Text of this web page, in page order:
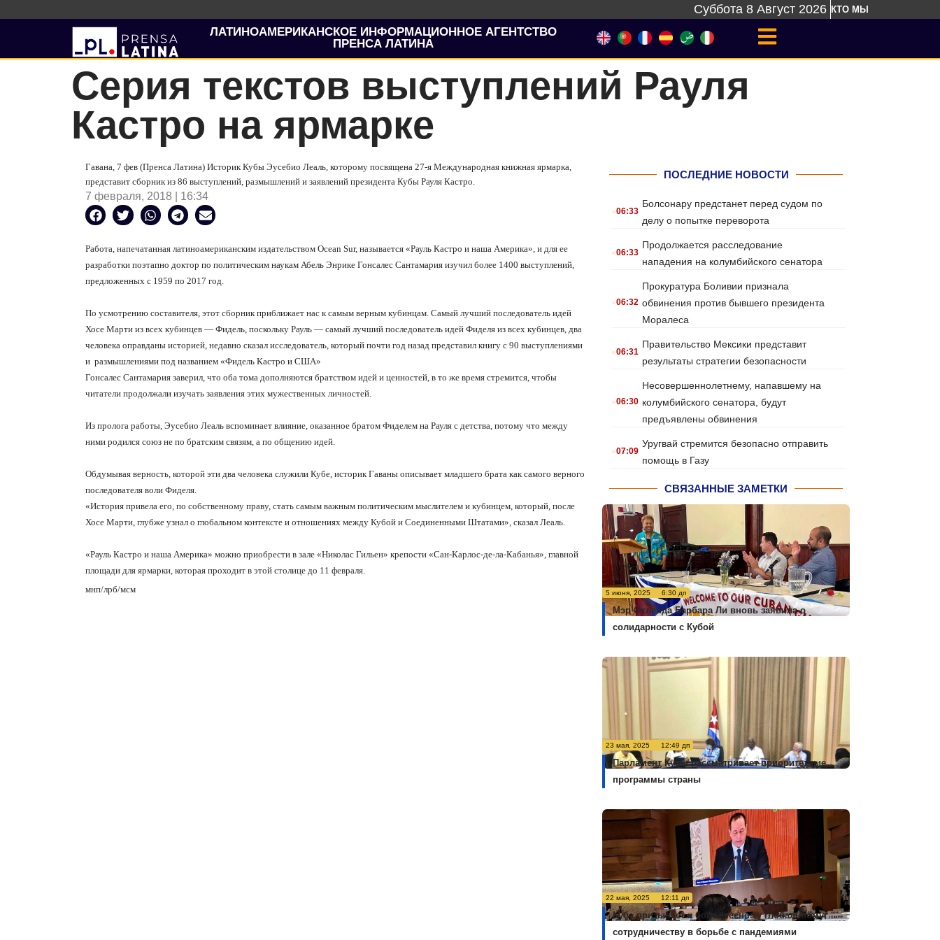
Суббота 8 Август 2026 КТО МЫ
ЛАТИНОАМЕРИКАНСКОЕ ИНФОРМАЦИОННОЕ АГЕНТСТВО
ПРЕНСА ЛАТИНА
Серия текстов выступлений Рауля
Кастро на ярмарке
Гавана, 7 фев (Пренса Латина) Историк Кубы Эусебио Леаль, которому посвящена 27-я Международная книжная ярмарка,
представит сборник из 86 выступлений, размышлений и заявлений президента Кубы Рауля Кастро.
7 февраля, 2018 | 16:34
Работа, напечатанная латиноамериканским издательством Ocean Sur, называется «Рауль Кастро и наша Америка», и для ее
разработки поэтапно доктор по политическим наукам Абель Энрике Гонсалес Сантамария изучил более 1400 выступлений,
предложенных с 1959 по 2017 год.
По усмотрению составителя, этот сборник приближает нас к самым верным кубинцам. Самый лучший последователь идей
Хосе Марти из всех кубинцев — Фидель, поскольку Рауль — самый лучший последователь идей Фиделя из всех кубинцев, два
человека оправданы историей, недавно сказал исследователь, который почти год назад представил книгу с 90 выступлениями
и размышлениями под названием «Фидель Кастро и США»
Гонсалес Сантамария заверил, что оба тома дополняются братством идей и ценностей, в то же время стремится, чтобы
читатели продолжали изучать заявления этих мужественных личностей.
Из пролога работы, Эусебио Леаль вспоминает влияние, оказанное братом Фиделем на Рауля с детства, потому что между
ними родился союз не по братским связям, а по общению идей.
Обдумывая верность, которой эти два человека служили Кубе, историк Гаваны описывает младшего брата как самого верного
последователя воли Фиделя.
«История привела его, по собственному праву, стать самым важным политическим мыслителем и кубинцем, который, после
Хосе Марти, глубже узнал о глобальном контексте и отношениях между Кубой и Соединенными Штатами», сказал Леаль.
«Рауль Кастро и наша Америка» можно приобрести в зале «Николас Гильен» крепости «Сан-Карлос-де-ла-Кабанья», главной
площади для ярмарки, которая проходит в этой столице до 11 февраля.
мнп/лрб/мсм
ПОСЛЕДНИЕ НОВОСТИ
.06:33
Болсонару предстанет перед судом по
делу о попытке переворота
.06:33
Продолжается расследование
нападения на колумбийского сенатора
.06:32
Прокуратура Боливии признала
обвинения против бывшего президента
Моралеса
.06:31
Правительство Мексики представит
результаты стратегии безопасности
.06:30
Несовершеннолетнему, напавшему на
колумбийского сенатора, будут
предъявлены обвинения
.07:09
Уругвай стремится безопасно отправить
помощь в Газу
СВЯЗАННЫЕ ЗАМЕТКИ
5 июня, 2025 6:30 дп
Мэр Окленда Барбара Ли вновь заявила о
солидарности с Кубой
23 мая, 2025 12:49 дп
Парламент Кубы рассматривает приоритетные
программы страны
22 мая, 2025 12:11 дп
Куба призывает к более тесному глобальному
сотрудничеству в борьбе с пандемиями